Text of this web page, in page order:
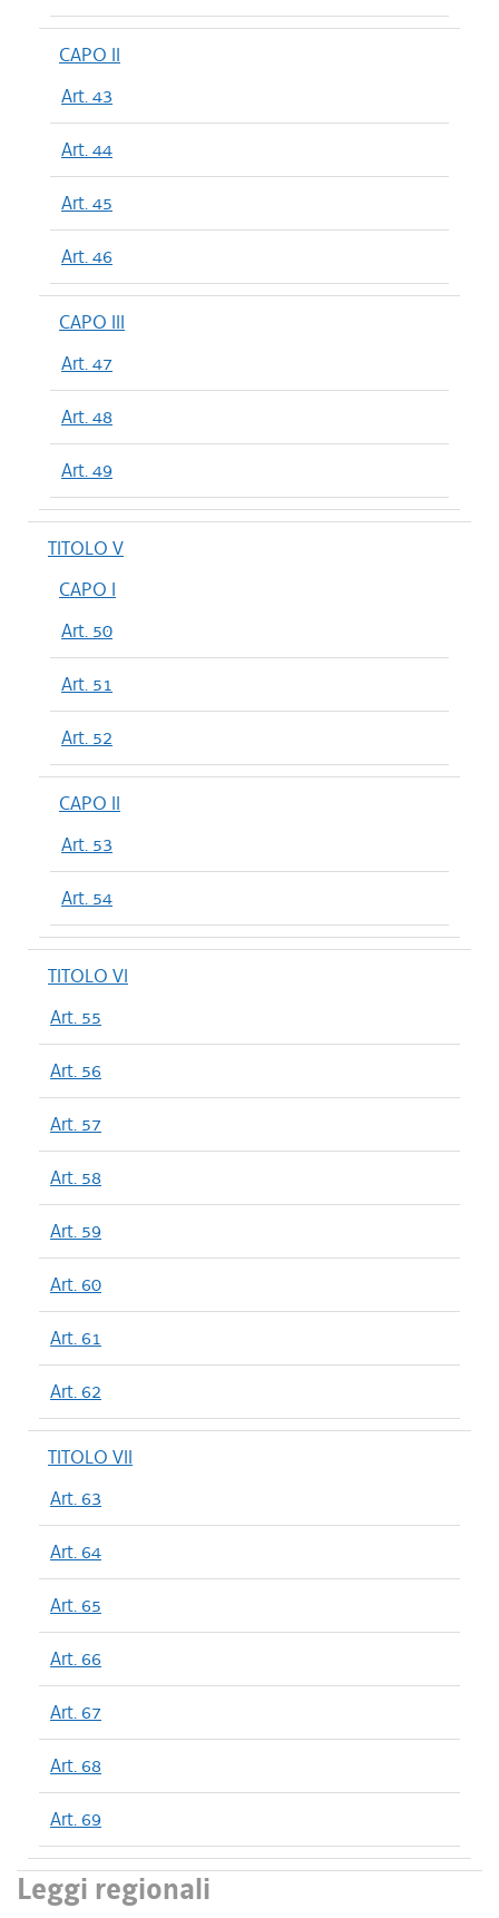
CAPO II
Art. 43
Art. 44
Art. 45
Art. 46
CAPO III
Art. 47
Art. 48
Art. 49
TITOLO V
CAPO I
Art. 50
Art. 51
Art. 52
CAPO II
Art. 53
Art. 54
TITOLO VI
Art. 55
Art. 56
Art. 57
Art. 58
Art. 59
Art. 60
Art. 61
Art. 62
TITOLO VII
Art. 63
Art. 64
Art. 65
Art. 66
Art. 67
Art. 68
Art. 69
Leggi regionali